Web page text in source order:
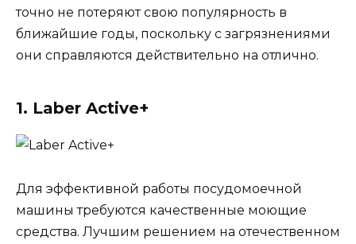
точно не потеряют свою популярность в
ближайшие годы, поскольку с загрязнениями
они справляются действительно на отлично.
1. Laber Active+
Для эффективной работы посудомоечной
машины требуются качественные моющие
средства. Лучшим решением на отечественном